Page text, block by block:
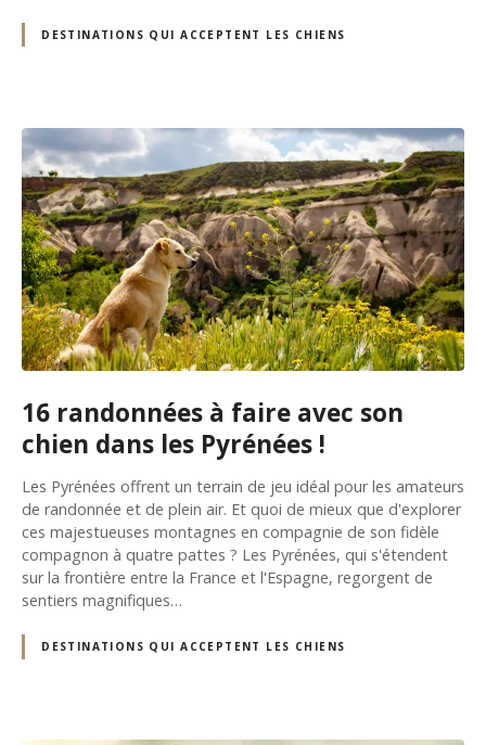
DESTINATIONS QUI ACCEPTENT LES CHIENS
16 randonnées à faire avec son
chien dans les Pyrénées !
Les Pyrénées offrent un terrain de jeu idéal pour les amateurs
de randonnée et de plein air. Et quoi de mieux que d'explorer
ces majestueuses montagnes en compagnie de son fidèle
compagnon à quatre pattes ? Les Pyrénées, qui s'étendent
sur la frontière entre la France et l'Espagne, regorgent de
sentiers magnifiques…
DESTINATIONS QUI ACCEPTENT LES CHIENS